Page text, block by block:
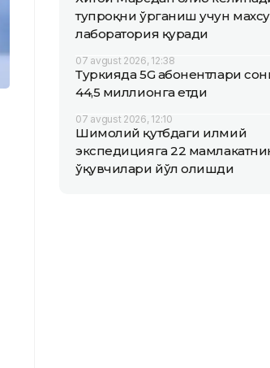
тупроқни ўрганиш учун
лаборатория қуради
07 avgust 2026, 12:38
Туркияда 5G абонентлари
44,5 миллионга етди
07 avgust 2026, 12:10
Шимолий қутбдаги илмий
экспедицияга 22
ўқувчилари йўл олишди